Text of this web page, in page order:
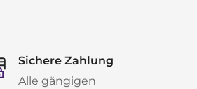
Sichere Zahlung
Alle gängigen